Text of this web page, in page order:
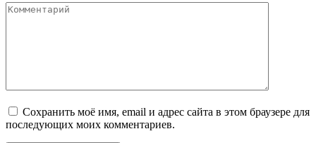
Комментарий
Сохранить моё имя, email и адрес сайта в этом браузере для
последующих моих комментариев.